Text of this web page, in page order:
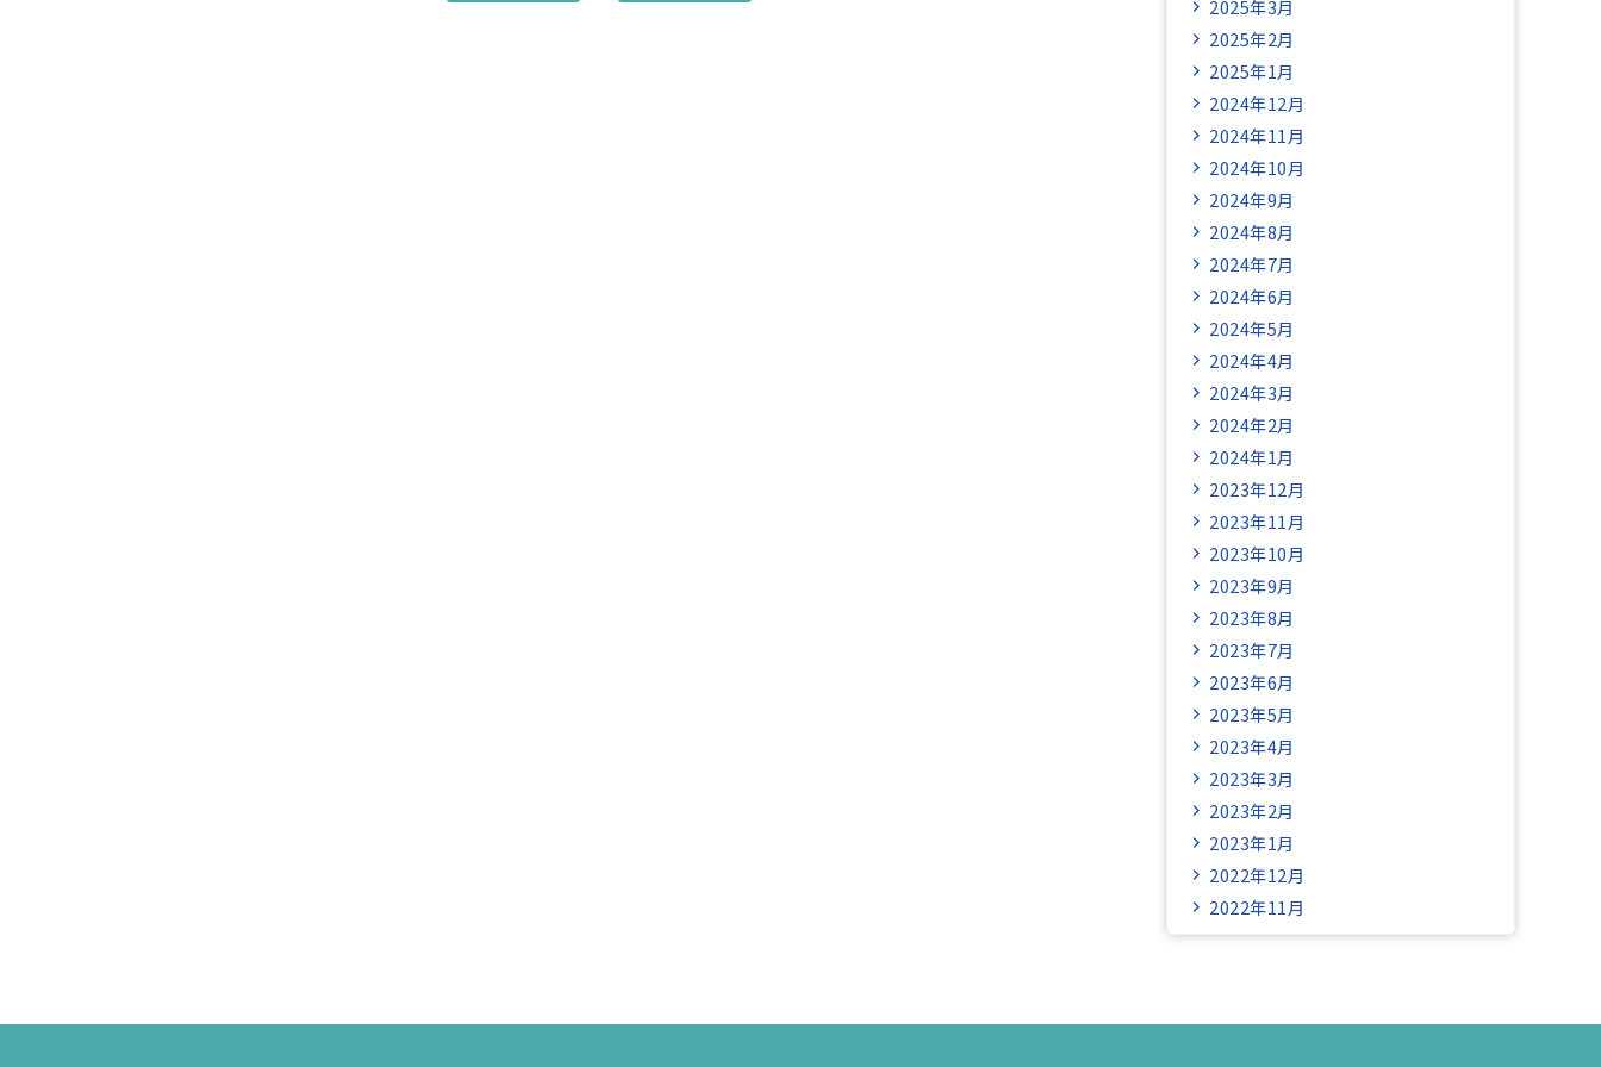
2025年3月
2025年2月
2025年1月
2024年12月
2024年11月
2024年10月
2024年9月
2024年8月
2024年7月
2024年6月
2024年5月
2024年4月
2024年3月
2024年2月
2024年1月
2023年12月
2023年11月
2023年10月
2023年9月
2023年8月
2023年7月
2023年6月
2023年5月
2023年4月
2023年3月
2023年2月
2023年1月
2022年12月
2022年11月